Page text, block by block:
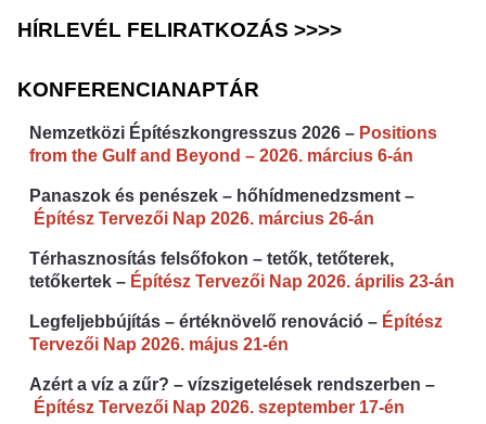
HÍRLEVÉL FELIRATKOZÁS >>>>
KONFERENCIANAPTÁR
Nemzetközi Építészkongresszus 2026 – Positions
from the Gulf and Beyond – 2026. március 6-án
Panaszok és penészek – hőhídmenedzsment –
Építész Tervezői Nap 2026. március 26-án
Térhasznosítás felsőfokon – tetők, tetőterek,
tetőkertek – Építész Tervezői Nap 2026. április 23-án
Legfeljebbújítás – értéknövelő renováció – Építész
Tervezői Nap 2026. május 21-én
Azért a víz a zűr? – vízszigetelések rendszerben –
Építész Tervezői Nap 2026. szeptember 17-én